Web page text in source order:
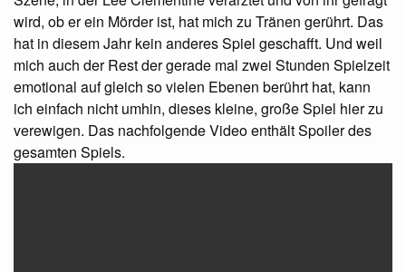
wird, ob er ein Mörder ist, hat mich zu Tränen gerührt. Das
hat in diesem Jahr kein anderes Spiel geschafft. Und weil
mich auch der Rest der gerade mal zwei Stunden Spielzeit
emotional auf gleich so vielen Ebenen berührt hat, kann
ich einfach nicht umhin, dieses kleine, große Spiel hier zu
verewigen. Das nachfolgende Video enthält Spoiler des
gesamten Spiels.